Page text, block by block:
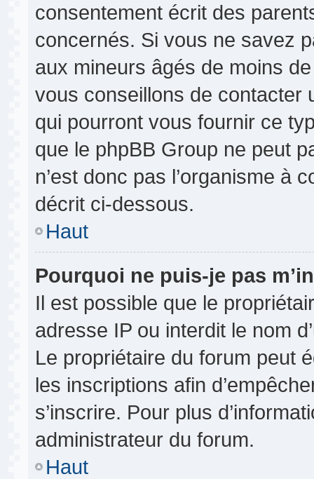
consentement écrit des
concernés. Si vous ne savez
aux mineurs âgés de moins
vous conseillons de contacter
qui pourront vous fournir ce
que le phpBB Group ne peut
n’est donc pas l’organisme à
décrit ci-dessous.
Haut
Pourquoi ne puis-je pas
Il est possible que le
adresse IP ou interdit le nom
Le propriétaire du forum peut
les inscriptions afin
s’inscrire. Pour plus
administrateur du forum.
Haut